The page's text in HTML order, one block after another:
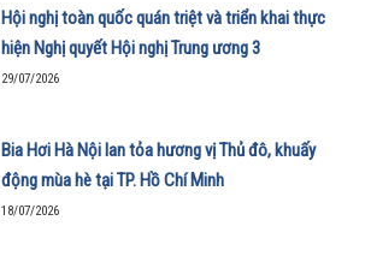
Hội nghị toàn quốc quán triệt và triển khai thực
hiện Nghị quyết Hội nghị Trung ương 3
29/07/2026
Bia Hơi Hà Nội lan tỏa hương vị Thủ đô, khuấy
động mùa hè tại TP. Hồ Chí Minh
18/07/2026